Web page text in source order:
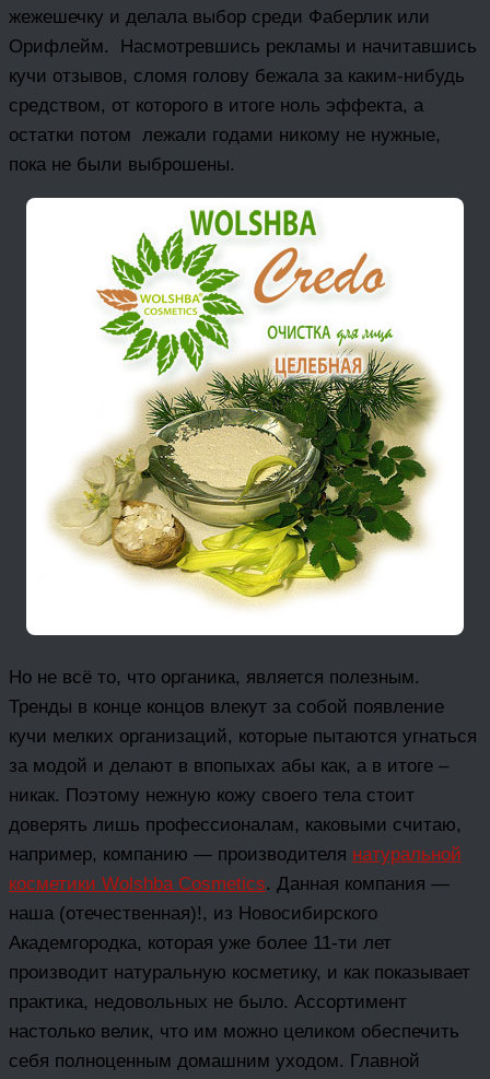
жежешечку и делала выбор среди Фаберлик или
Орифлейм. Насмотревшись рекламы и начитавшись
кучи отзывов, сломя голову бежала за каким-нибудь
средством, от которого в итоге ноль эффекта, а
остатки потом лежали годами никому не нужные,
пока не были выброшены.
Но не всё то, что органика, является полезным.
Тренды в конце концов влекут за собой появление
кучи мелких организаций, которые пытаются угнаться
за модой и делают в впопыхах абы как, а в итоге –
никак. Поэтому нежную кожу своего тела стоит
доверять лишь профессионалам, каковыми считаю,
например, компанию — производителя натуральной
косметики Wolshba Cosmetics. Данная компания —
наша (отечественная)!, из Новосибирского
Академгородка, которая уже более 11-ти лет
производит натуральную косметику, и как показывает
практика, недовольных не было. Ассортимент
настолько велик, что им можно целиком обеспечить
себя полноценным домашним уходом. Главной